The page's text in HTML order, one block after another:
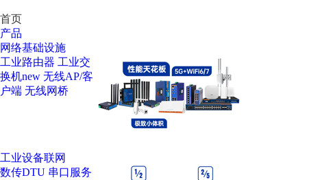
首页
产品
网络基础设施
工业路由器 工业交
换机new 无线AP/客
户端 无线网桥
工业设备联网
数传DTU 串口服务